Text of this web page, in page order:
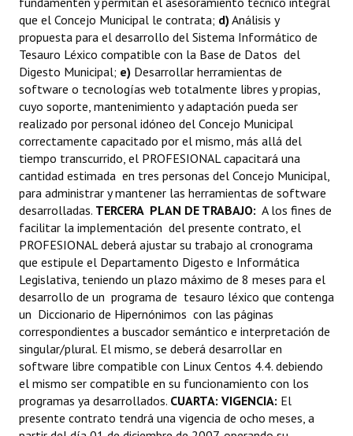
que el Concejo Municipal le contrata; d)Análisis y
propuesta para el desarrollo del Sistema Informático de
Tesauro Léxico compatible con la Base de Datos del
Digesto Municipal; e) Desarrollar herramientas de
software o tecnologías web totalmente libres y propias,
cuyo soporte, mantenimiento y adaptación pueda ser
realizado por personal idóneo del Concejo Municipal
correctamente capacitado por el mismo, más allá del
tiempo transcurrido, el PROFESIONAL capacitará una
cantidad estimada en tres personas del Concejo Municipal,
para administrar y mantener las herramientas de software
desarrolladas. TERCERA  PLAN DE TRABAJO: A los fines de
facilitar la implementación del presente contrato, el
PROFESIONAL deberá ajustar su trabajo al cronograma
que estipule el Departamento Digesto e Informática
Legislativa, teniendo un plazo máximo de 8 meses para el
desarrollo de un programa de tesauro léxico que contenga
un Diccionario de Hipernónimos con las páginas
correspondientes a buscador semántico e interpretación de
singular/plural. El mismo, se deberá desarrollar en
software libre compatible con Linux Centos 4.4. debiendo
el mismo ser compatible en su funcionamiento con los
programas ya desarrollados. CUARTA: VIGENCIA: El
presente contrato tendrá una vigencia de ocho meses, a